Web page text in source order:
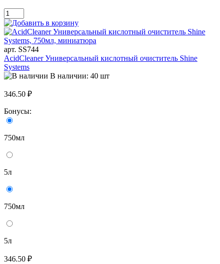
арт. SS744
AcidCleaner Универсальный кислотный очиститель Shine
Systems
В наличии: 40 шт
346.50 ₽
Бонусы:
750мл
5л
750мл
5л
346.50 ₽